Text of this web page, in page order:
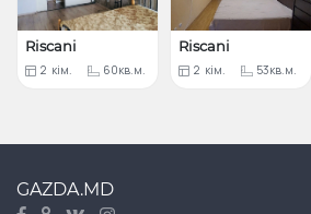
Riscani
2 кім. 60кв.м.
Riscani
2 кім. 53кв.м.
GAZDA.MD